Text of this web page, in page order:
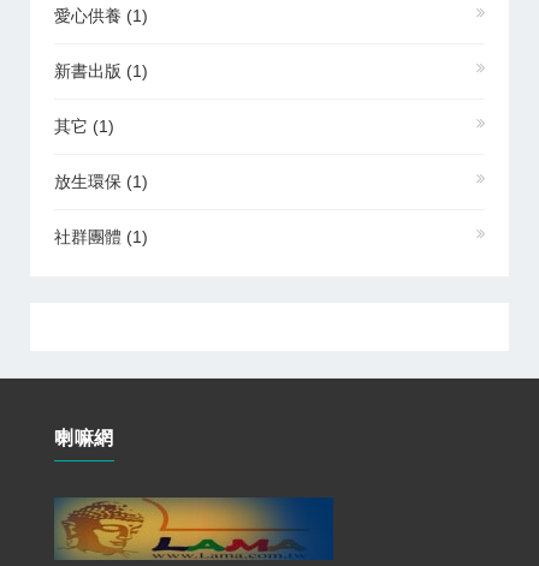
愛心供養 (1)
新書出版 (1)
其它 (1)
放生環保 (1)
社群團體 (1)
喇嘛網